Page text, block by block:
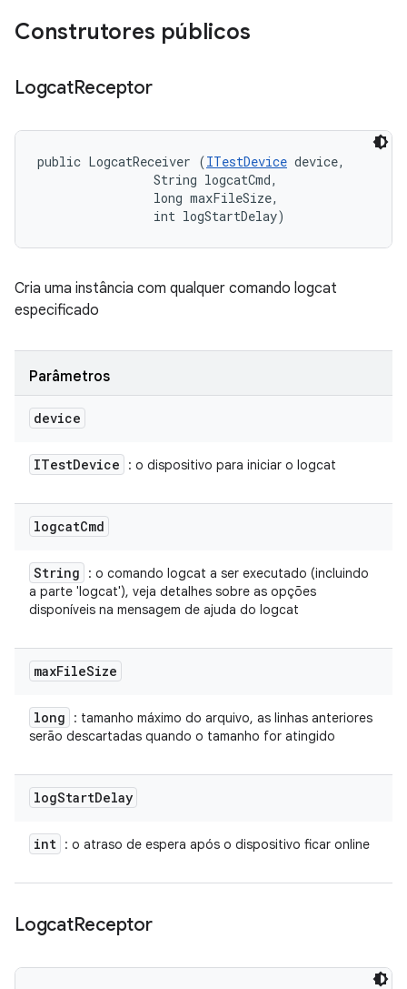
Construtores públicos
LogcatReceptor
public LogcatReceiver (ITestDevice device,
                String logcatCmd,
                long maxFileSize,
                int logStartDelay)
Cria uma instância com qualquer comando logcat
especificado
Parâmetros
device
ITestDevice : o dispositivo para iniciar o logcat
logcatCmd
String
: o comando logcat a ser executado (incluindo
a parte 'logcat'), veja detalhes sobre as opções
disponíveis na mensagem de ajuda do logcat
maxFileSize
long
: tamanho máximo do arquivo, as linhas anteriores
serão descartadas quando o tamanho for atingido
logStartDelay
int : o atraso de espera após o dispositivo ficar online
LogcatReceptor